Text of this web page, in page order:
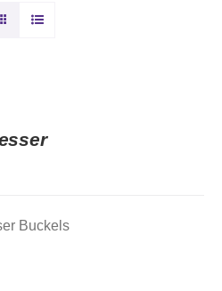
Buckels